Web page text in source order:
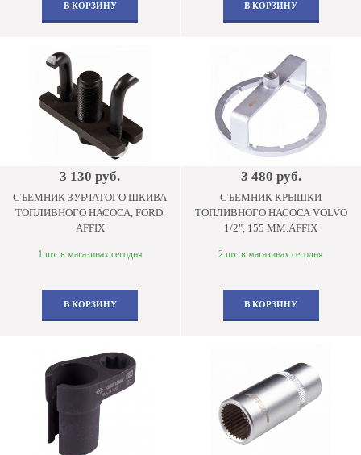
В КОРЗИНУ В КОРЗИНУ
3 130 руб.
СЪЕМНИК ЗУБЧАТОГО ШКИВА
ТОПЛИВНОГО НАСОСА, FORD.
AFFIX
1 шт. в магазинах сегодня
В КОРЗИНУ
3 480 руб.
СЪЕМНИК КРЫШКИ
ТОПЛИВНОГО НАСОСА VOLVO
1/2", 155 ММ.AFFIX
2 шт. в магазинах сегодня
В КОРЗИНУ